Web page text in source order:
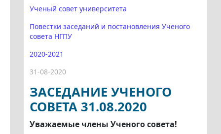
Ученый совет университета
Повестки заседаний и постановления Ученого
совета НГПУ
2020-2021
31-08-2020
ЗАСЕДАНИЕ УЧЕНОГО
СОВЕТА 31.08.2020
Уважаемые члены Ученого совета!